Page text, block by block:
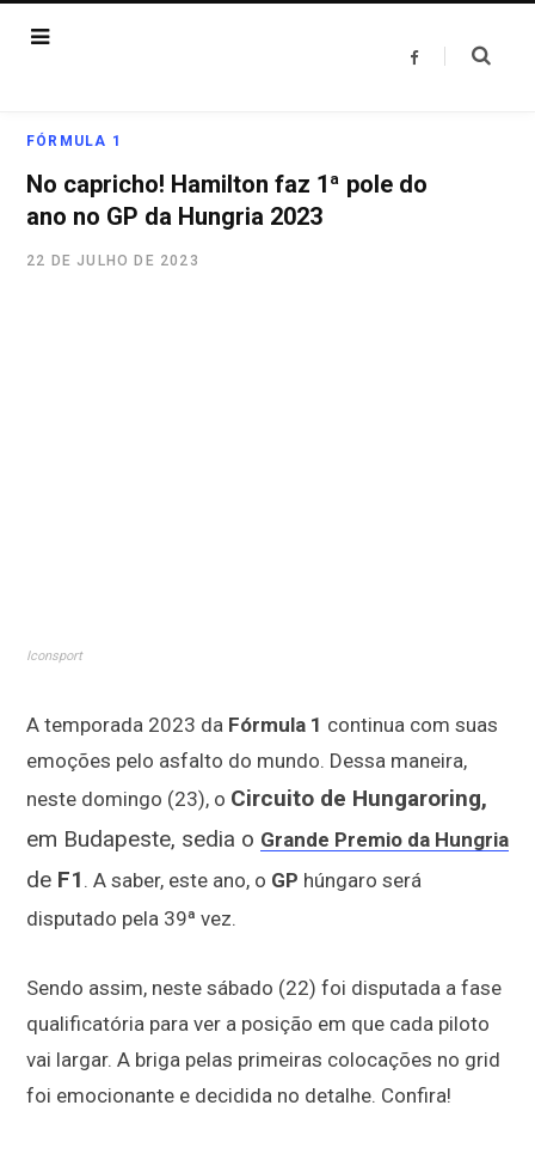
F
FÓRMULA 1
No capricho! Hamilton faz 1ª pole do
ano no GP da Hungria 2023
22 DE JULHO DE 2023
Iconsport
A temporada 2023 da Fórmula 1 continua com suas
emoções pelo asfalto do mundo. Dessa maneira,
neste domingo (23), o Circuito de Hungaroring,
em Budapeste, sedia o Grande Premio da Hungria
de F1 . A saber, este ano, o GP húngaro será
disputado pela 39ª vez.
Sendo assim, neste sábado (22) foi disputada a fase
qualificatória para ver a posição em que cada piloto
vai largar. A briga pelas primeiras colocações no grid
foi emocionante e decidida no detalhe. Confira!